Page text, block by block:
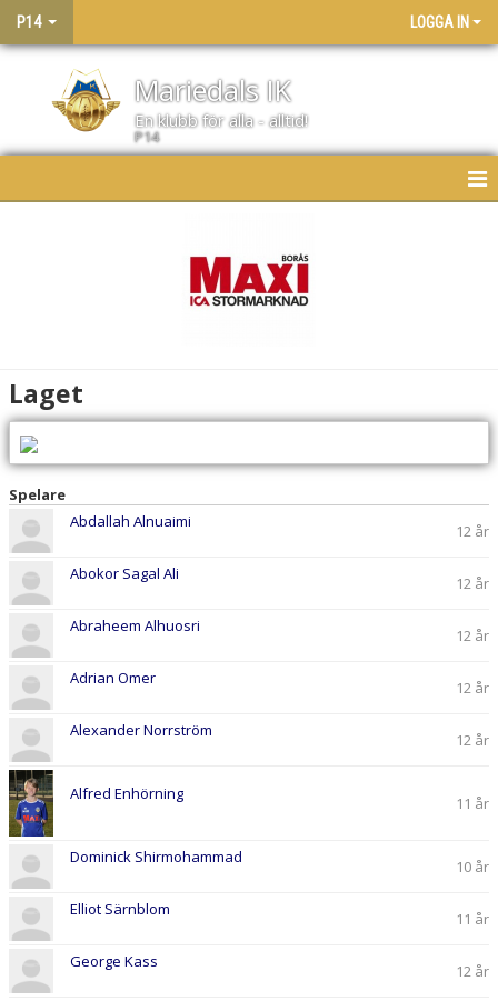
P14 LOGGA IN
Mariedals IK
En klubb för alla - alltid!
P14
LAGET
BILDGALLERI
DOKUMENT
KONTAKT
Laget
Spelare
Abdallah Alnuaimi
12 år
Abokor Sagal Ali 12 år
Abraheem Alhuosri 12 år
Adrian Omer 12 år
Alexander Norrström 12 år
Alfred Enhörning 11 år
Dominick Shirmohammad 10 år
Elliot Särnblom 11 år
George Kass 12 år